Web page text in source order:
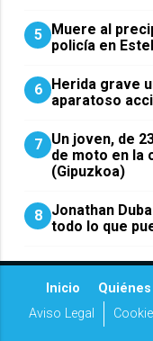
5 Muere al
policía en
6 Herida grave
aparatoso
7 Un joven, de
de moto en la
(Gipuzkoa)
8 Jonathan
todo lo que
Inicio
Aviso Legal